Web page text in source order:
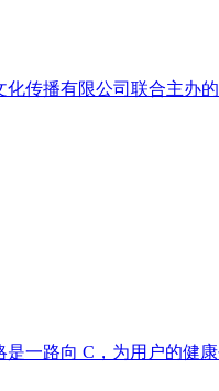
传播有限公司联合主办
一路向 C，为用户的健